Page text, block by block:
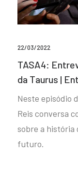
22/03/2022
TASA4:
da Taurus |
Neste episódio
Reis conversa
sobre a história
futuro.